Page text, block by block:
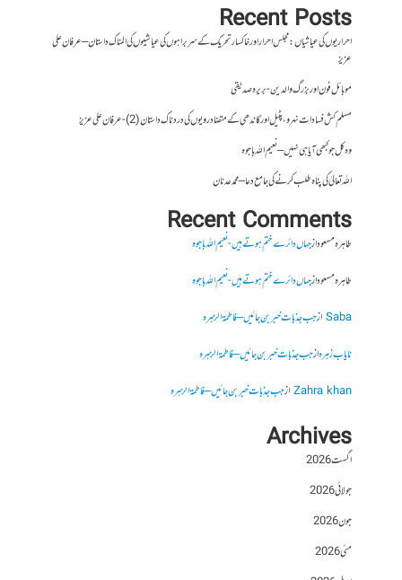
Recent Posts
احراریوں کی عیاشیاں : مجلس احرار اور خاکسار تحریک کے سربراہوں کی عیاشیوں کی المناک داستان – عرفان علی
عزیز
موبائل فون اور بزرگ والدین- بریرہ صدیقی
مسلم کش فسادات نہرو، پٹیل اور گاندھی کے متضاد رویوں کی درد ناک داستان (2)- عرفان علی عزیز
وہ کل جو کبھی آیا ہی نہیں – نعیم اللہ باجوہ
اللہ تعالیٰ کی پناہ طلب کرنے کی جامع دعا – محمد عدنان
Recent Comments
طاہرہ مسعودازجہاں دائرے ختم ہوتے ہیں- نعیم اللہ باجوہ
طاہرہ مسعودازجہاں دائرے ختم ہوتے ہیں- نعیم اللہ باجوہ
Sabaازجب جذبات خبر بن جائیں – فاطمۃالزہرہ
نایاب زہرہازجب جذبات خبر بن جائیں – فاطمۃالزہرہ
Zahra khanازجب جذبات خبر بن جائیں – فاطمۃالزہرہ
Archives
اگست 2026
جولائی 2026
جون 2026
مئی 2026